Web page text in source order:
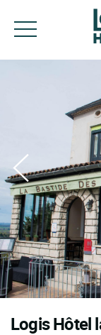
Logis Hôtel